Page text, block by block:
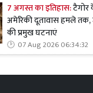
7 अगस्त का इतिहास:
अमेरिकी दूतावास हमले
की प्रमुख घटनाएं
07 Aug 2026 06:34:32